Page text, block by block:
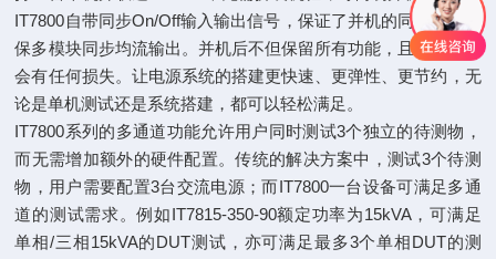
IT7800自带同步On/Off输入输出信号，保证了并机的同步性，确
保多模块同步均流输出。并机后不但保留所有功能，且精度也不
会有任何损失。让电源系统的搭建更快速、更弹性、更节约，无
论是单机测试还是系统搭建，都可以轻松满足。
IT7800系列的多通道功能允许用户同时测试3个独立的待测物，
而无需增加额外的硬件配置。传统的解决方案中，测试3个待测
物，用户需要配置3台交流电源；而IT7800一台设备可满足多通
道的测试需求。例如IT7815-350-90额定功率为15kVA，可满足
单相/三相15kVA的DUT测试，亦可满足最多3个单相DUT的测